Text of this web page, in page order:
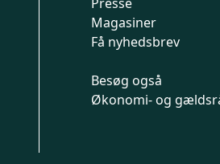
Magasiner
Få nyhedsbrev
Besøg også
Økonomi- og